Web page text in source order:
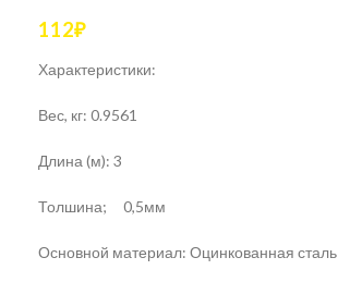
112₽
Характеристики:
Вес, кг: 0.9561
Длина (м): 3
Толшина; 0,5мм
Основной материал: Оцинкованная сталь